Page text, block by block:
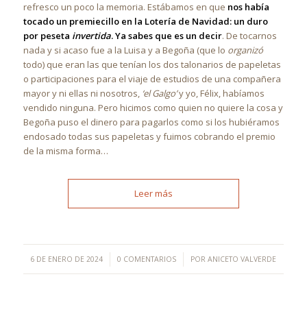
refresco un poco la memoria. Estábamos en que nos había
tocado un premiecillo en la Lotería de Navidad: un duro
por peseta invertida. Ya sabes que es un decir. De tocarnos
nada y si acaso fue a la Luisa y a Begoña (que lo organizó
todo) que eran las que tenían los dos talonarios de papeletas
o participaciones para el viaje de estudios de una compañera
mayor y ni ellas ni nosotros, ‘el Galgo’y yo, Félix, habíamos
vendido ninguna. Pero hicimos como quien no quiere la cosa y
Begoña puso el dinero para pagarlos como si los hubiéramos
endosado todas sus papeletas y fuimos cobrando el premio
de la misma forma…
Leer más
6 DE ENERO DE 2024
/ 0 COMENTARIOS
/ PORANICETO VALVERDE